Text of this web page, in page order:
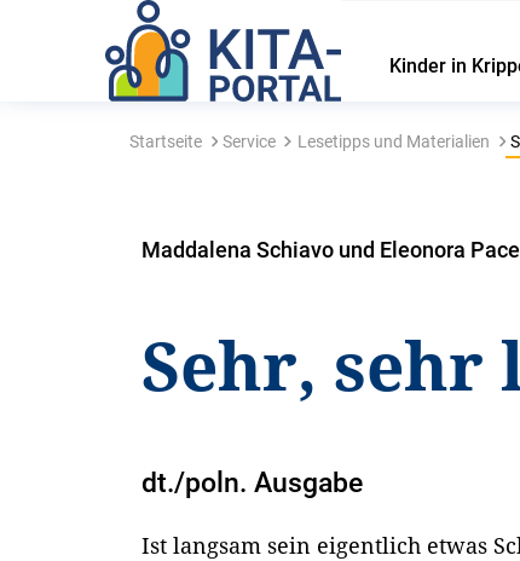
Kinder in
Startseite Service Lesetipps und Materialien
Maddalena Schiavo und Eleonora Pace
Sehr, sehr
dt./poln. Ausgabe
Ist langsam sein eigentlich etwas